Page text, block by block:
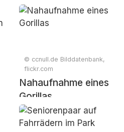
© ccnull.de Bilddatenbank,
flickr.com
Nahaufnahme eines
Gorillas